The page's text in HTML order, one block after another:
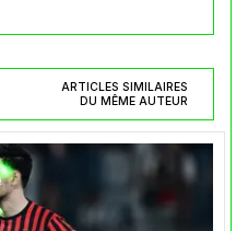
ARTICLES SIMILAIRES
DU MÊME AUTEUR